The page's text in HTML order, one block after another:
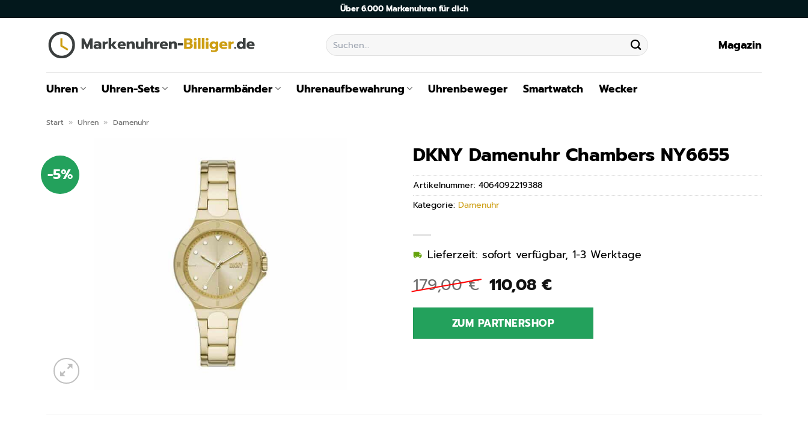
Über 6.000 Markenuhren für dich
Suchen
nach:
Magazin
Uhren Uhren-Sets Uhrenarmbänder Uhrenaufbewahrung Uhrenbeweger Smartwatch Wecker
Start » Uhren » Damenuhr
-5%
DKNY Damenuhr Chambers NY6655
179,00€ Ursprünglicher
Preis
war:
179,00 €
110,08 €Aktueller
ist:
110,08 €.
Lieferzeit: sofort verfügbar, 1-3 Werktage
ZUM PARTNERSHOP
Artikelnummer: 4064092219388
Kategorie: Damenuhr